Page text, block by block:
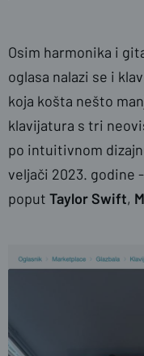
Osim harmonika i
oglasa nalazi se i
koja košta nešto
klavijatura s tri
po intuitivnom
veljači 2023. godine
poput Taylor Swift,